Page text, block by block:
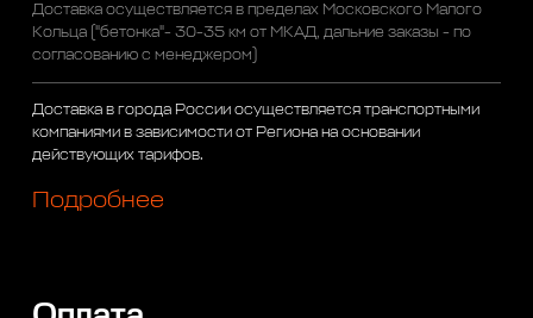
Доставка осуществляется в пределах Московского Малого
Кольца ("бетонка"- 30-35 км от МКАД, дальние заказы - по
согласованию с менеджером)
Доставка в города России осуществляется транспортными
компаниями в зависимости от Региона на основании
действующих тарифов.
Подробнее